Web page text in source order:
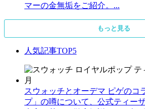
マーの金無垢をご紹介。...
もっと見る
人気記事TOP5
スウォッチとオーデマ ピゲのコ
プ」の噂について、公式ティー